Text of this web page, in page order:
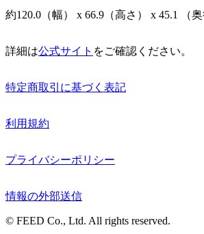
約120.0（幅） x 66.9（高さ） x 45.1 （
詳細は公式サイト をご確認ください。
特定商取引に基づく表記
利用規約
プライバシーポリシー
情報の外部送信
© FEED Co., Ltd. All rights reserved.